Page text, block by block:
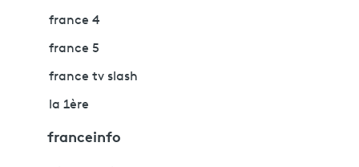
france 4
france 5
france tv slash
la 1ère
franceinfo